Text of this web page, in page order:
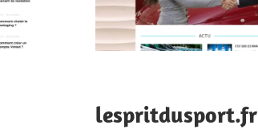
lespritdusport.fr